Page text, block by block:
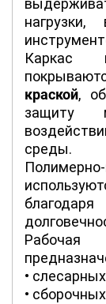
Каркас
краской,
защиту
среды.
•
•